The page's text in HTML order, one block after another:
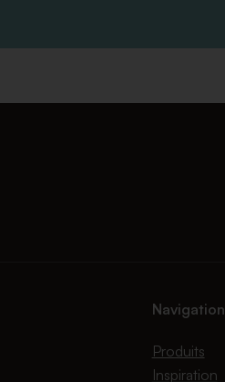
Navigation
Produits
Inspiration